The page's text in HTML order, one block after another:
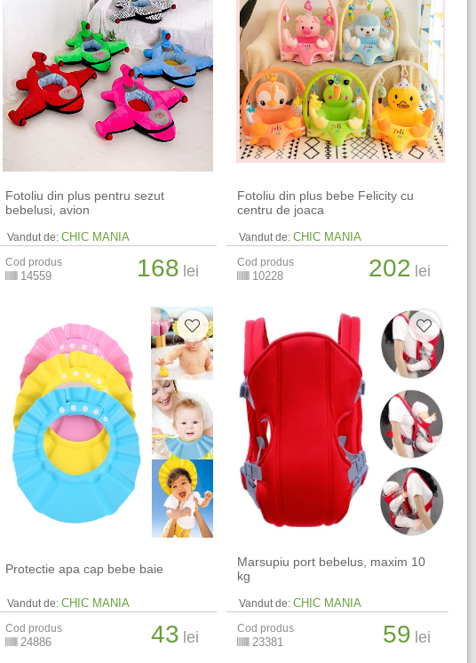
Fotoliu din plus pentru sezut
bebelusi, avion
Vandut de: CHIC MANIA
Cod produs
14559 168 lei
Fotoliu din plus bebe Felicity cu
centru de joaca
Vandut de: CHIC MANIA
Cod produs
10228 202 lei
Protectie apa cap bebe baie
Vandut de: CHIC MANIA
Cod produs
24886 43 lei
Marsupiu port bebelus, maxim 10
kg
Vandut de: CHIC MANIA
Cod produs
23381 59 lei